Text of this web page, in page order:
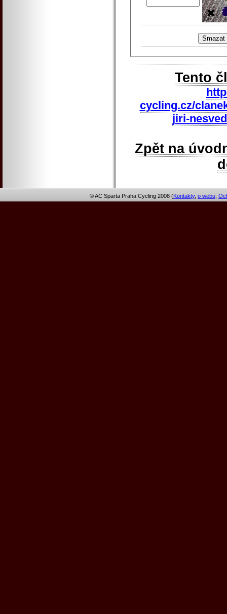
Tento
cycling.cz/
jiri-
Zpět na
© AC Sparta Praha Cycling 2008 (Kontakty, o webu